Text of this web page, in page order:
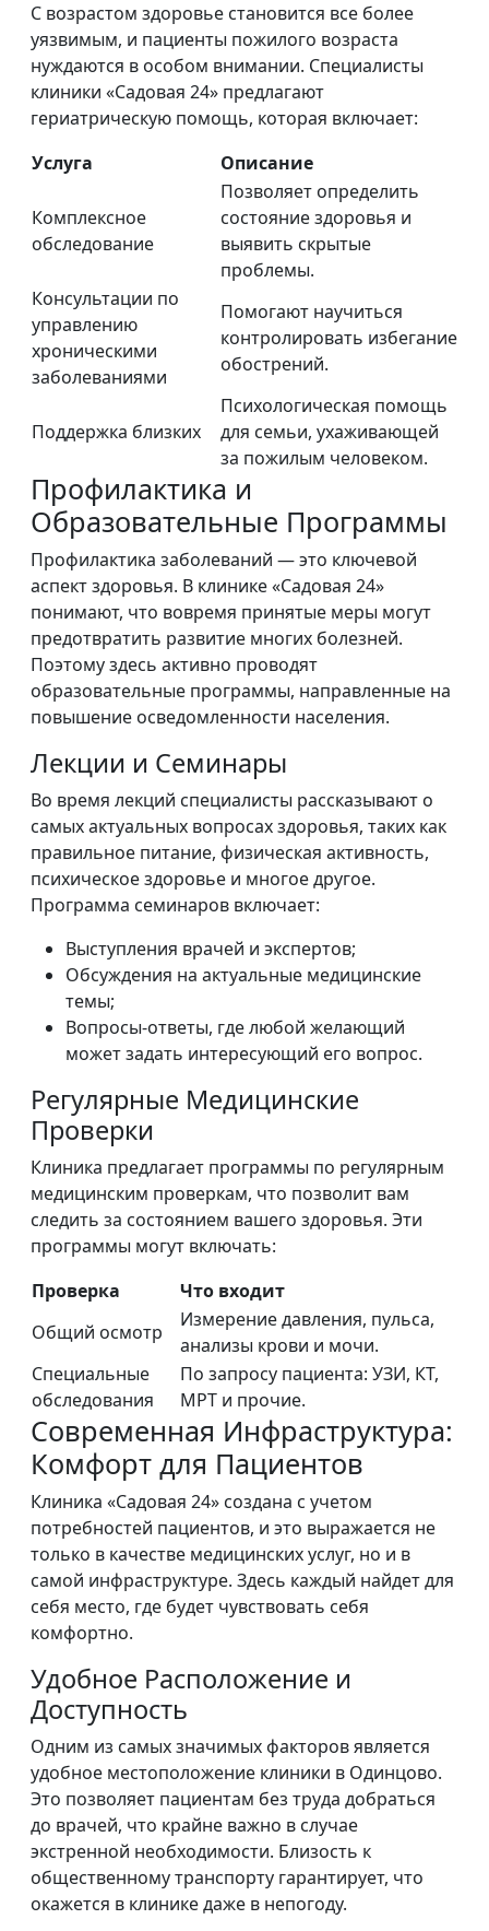
С возрастом здоровье становится все более
уязвимым, и пациенты пожилого возраста
нуждаются в особом внимании. Специалисты
клиники «Садовая 24» предлагают
гериатрическую помощь, которая включает:
Услуга
Описание
Комплексное
обследование
Позволяет определить
состояние здоровья и
выявить скрытые
проблемы.
Консультации по
управлению
хроническими
заболеваниями
Помогают научиться
контролировать избегание
обострений.
Поддержка близких
Психологическая помощь
для семьи, ухаживающей
за пожилым человеком.
Профилактика и
Образовательные Программы
Профилактика заболеваний — это ключевой
аспект здоровья. В клинике «Садовая 24»
понимают, что вовремя принятые меры могут
предотвратить развитие многих болезней.
Поэтому здесь активно проводят
образовательные программы, направленные на
повышение осведомленности населения.
Лекции и Семинары
Во время лекций специалисты рассказывают о
самых актуальных вопросах здоровья, таких как
правильное питание, физическая активность,
психическое здоровье и многое другое.
Программа семинаров включает:
Выступления врачей и экспертов;
Обсуждения на актуальные медицинские
темы;
Вопросы-ответы, где любой желающий
может задать интересующий его вопрос.
Регулярные Медицинские
Проверки
Клиника предлагает программы по регулярным
медицинским проверкам, что позволит вам
следить за состоянием вашего здоровья. Эти
программы могут включать:
Проверка
Что входит
Общий осмотр
Измерение давления, пульса,
анализы крови и мочи.
Специальные
обследования
По запросу пациента: УЗИ, КТ,
МРТ и прочие.
Современная Инфраструктура:
Комфорт для Пациентов
Клиника «Садовая 24» создана с учетом
потребностей пациентов, и это выражается не
только в качестве медицинских услуг, но и в
самой инфраструктуре. Здесь каждый найдет для
себя место, где будет чувствовать себя
комфортно.
Удобное Расположение и
Доступность
Одним из самых значимых факторов является
удобное местоположение клиники в Одинцово.
Это позволяет пациентам без труда добраться
до врачей, что крайне важно в случае
экстренной необходимости. Близость к
общественному транспорту гарантирует, что
окажется в клинике даже в непогоду.